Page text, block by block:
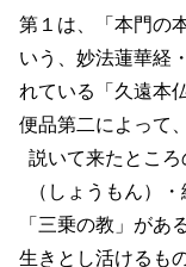
第１は、「本門の
いう、妙法蓮華経
れている「久遠本
便品第二によって
説いて来たとこ
（しょうもん）
「三乗の教」があ
生きとし活けるも